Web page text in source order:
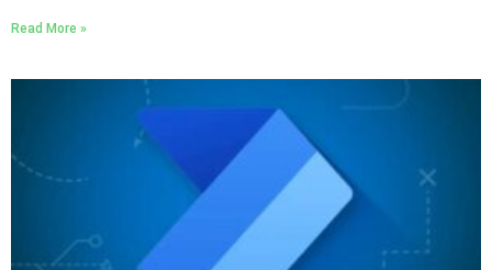
Read More »